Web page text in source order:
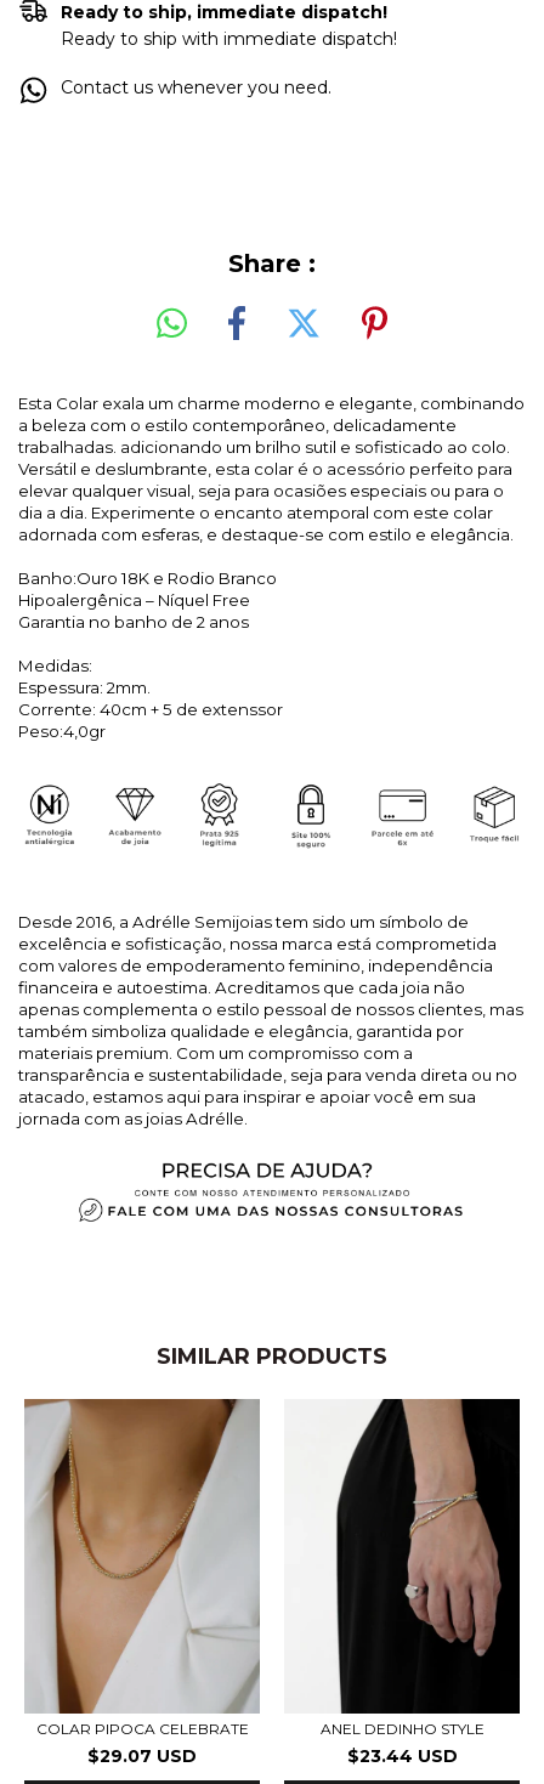
Ready to ship, immediate dispatch!
Ready to ship with immediate dispatch!
Contact us whenever you need.
Share :
Esta Colar exala um charme moderno e elegante, combinando
a beleza com o estilo contemporâneo, delicadamente
trabalhadas. adicionando um brilho sutil e sofisticado ao colo.
Versátil e deslumbrante, esta colar é o acessório perfeito para
elevar qualquer visual, seja para ocasiões especiais ou para o
dia a dia. Experimente o encanto atemporal com este colar
adornada com esferas, e destaque-se com estilo e elegância.
Banho:Ouro 18K e Rodio Branco
Hipoalergênica – Níquel Free
Garantia no banho de 2 anos
Medidas:
Espessura: 2mm.
Corrente: 40cm + 5 de extenssor
Peso:4,0gr
Desde 2016, a Adrélle Semijoias tem sido um símbolo de
excelência e sofisticação, nossa marca está comprometida
com valores de empoderamento feminino, independência
financeira e autoestima. Acreditamos que cada joia não
apenas complementa o estilo pessoal de nossos clientes, mas
também simboliza qualidade e elegância, garantida por
materiais premium. Com um compromisso com a
transparência e sustentabilidade, seja para venda direta ou no
atacado, estamos aqui para inspirar e apoiar você em sua
jornada com as joias Adrélle.
SIMILAR PRODUCTS
COLAR PIPOCA CELEBRATE
$29.07 USD
ANEL DEDINHO STYLE
$23.44 USD